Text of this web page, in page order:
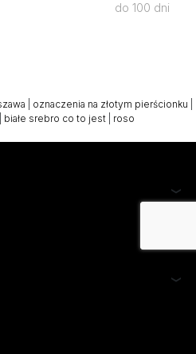
do 100 dni
oznaczenia na złotym pierścionku
białe srebro co to jest| roso